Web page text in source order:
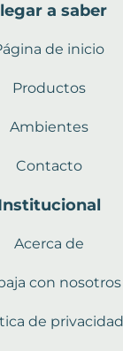
a saber
de inicio
Productos
Ambientes
Contacto
Acerca de
con nosotros
de privacidad